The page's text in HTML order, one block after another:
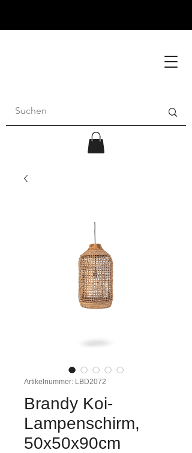
Artikelnummer: LBD2072
Brandy Koi-
Lampenschirm,
50x50x90cm